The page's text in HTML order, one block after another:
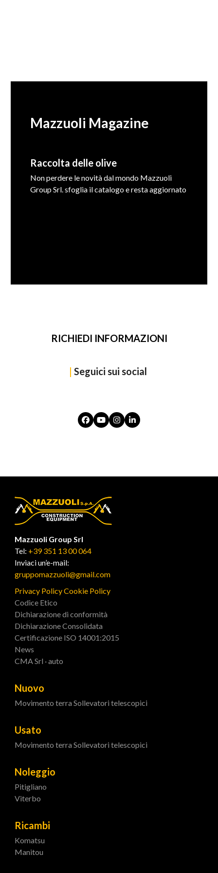
Mazzuoli Magazine
Raccolta delle olive
Non perdere le novità dal mondo Mazzuoli
Group Srl. sfoglia il catalogo e resta aggiornato
RICHIEDI INFORMAZIONI
| Seguici sui social
Facebook
YouTubeInstagram
LinkedIn
Mazzuoli Group Srl
Tel: +39 351 13 00 064
Inviaci un’e-mail:
gruppomazzuoli@gmail.com
Privacy PolicyCookie Policy
Codice Etico
Dichiarazione di conformità
Dichiarazione Consolidata
Certificazione ISO 14001:2015
News
CMA Srl · auto
Nuovo
Movimento terra Sollevatori telescopici
Usato
Movimento terra Sollevatori telescopici
Noleggio
Pitigliano
Viterbo
Ricambi
Komatsu
Manitou